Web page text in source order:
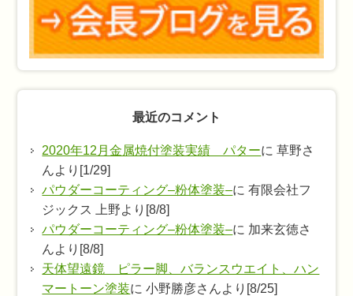
最近のコメント
2020年12月金属焼付塗装実績 パターに 草野さ
んより[1/29]
パウダーコーティング–粉体塗装–に 有限会社フ
ジックス 上野より[8/8]
パウダーコーティング–粉体塗装–に 加来玄徳さ
んより[8/8]
天体望遠鏡 ピラー脚、バランスウエイト、ハン
マートーン塗装に 小野勝彦さんより[8/25]